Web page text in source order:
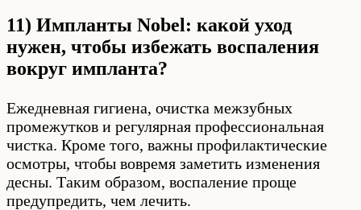
11) Импланты Nobel: какой уход
нужен, чтобы избежать воспаления
вокруг импланта?
Ежедневная гигиена, очистка межзубных
промежутков и регулярная профессиональная
чистка. Кроме того, важны профилактические
осмотры, чтобы вовремя заметить изменения
десны. Таким образом, воспаление проще
предупредить, чем лечить.